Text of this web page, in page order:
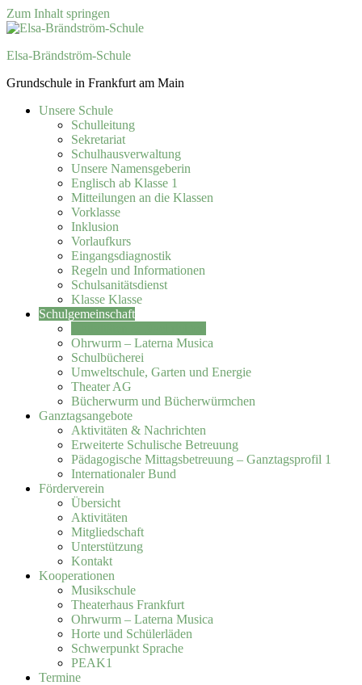
Zum Inhalt springen
Elsa-Brändström-Schule
Grundschule in Frankfurt am Main
Unsere Schule
Schulleitung
Sekretariat
Schulhausverwaltung
Unsere Namensgeberin
Englisch ab Klasse 1
Mitteilungen an die Klassen
Vorklasse
Inklusion
Vorlaufkurs
Eingangsdiagnostik
Regeln und Informationen
Schulsanitätsdienst
Klasse Klasse
Schulgemeinschaft
Ohrwurm – Laterna Musica
Schulbücherei
Umweltschule, Garten und Energie
Theater AG
Bücherwurm und Bücherwürmchen
Ganztagsangebote
Aktivitäten & Nachrichten
Erweiterte Schulische Betreuung
Pädagogische Mittagsbetreuung – Ganztagsprofil 1
Internationaler Bund
Förderverein
Übersicht
Aktivitäten
Mitgliedschaft
Unterstützung
Kontakt
Kooperationen
Musikschule
Theaterhaus Frankfurt
Ohrwurm – Laterna Musica
Horte und Schülerläden
Schwerpunkt Sprache
PEAK1
Termine